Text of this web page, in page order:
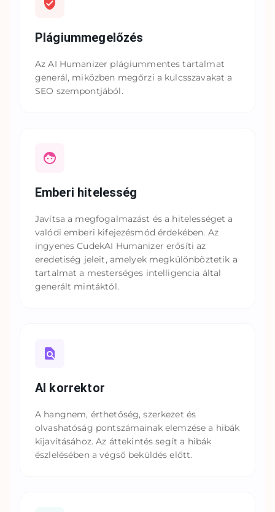
Plágiummegelőzés
Az AI Humanizer plágiummentes tartalmat
generál, miközben megőrzi a kulcsszavakat a
SEO szempontjából.
Emberi hitelesség
Javítsa a megfogalmazást és a hitelességet a
valódi emberi kifejezésmód érdekében. Az
ingyenes CudekAI Humanizer erősíti az
eredetiség jeleit, amelyek megkülönböztetik a
tartalmat a mesterséges intelligencia által
generált mintáktól.
AI korrektor
A hangnem, érthetőség, szerkezet és
olvashatóság pontszámainak elemzése a hibák
kijavításához. Az áttekintés segít a hibák
észlelésében a végső beküldés előtt.